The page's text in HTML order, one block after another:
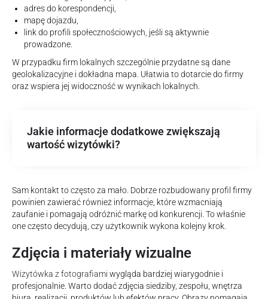
adres do korespondencji,
mapę dojazdu,
link do profili społecznościowych, jeśli są aktywnie
prowadzone.
W przypadku firm lokalnych szczególnie przydatne są dane
geolokalizacyjne i dokładna mapa. Ułatwia to dotarcie do firmy
oraz wspiera jej widoczność w wynikach lokalnych.
Jakie informacje dodatkowe zwiększają
wartość wizytówki?
Sam kontakt to często za mało. Dobrze rozbudowany profil firmy
powinien zawierać również informacje, które wzmacniają
zaufanie i pomagają odróżnić markę od konkurencji. To właśnie
one często decydują, czy użytkownik wykona kolejny krok.
Zdjęcia i materiały wizualne
Wizytówka z fotografiami wygląda bardziej wiarygodnie i
profesjonalnie. Warto dodać zdjęcia siedziby, zespołu, wnętrza